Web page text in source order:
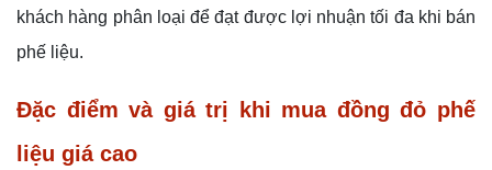
khách hàng phân loại để đạt được lợi nhuận tối đa khi bán
phế liệu.
Đặc điểm và giá trị khi mua đồng đỏ phế
liệu giá cao